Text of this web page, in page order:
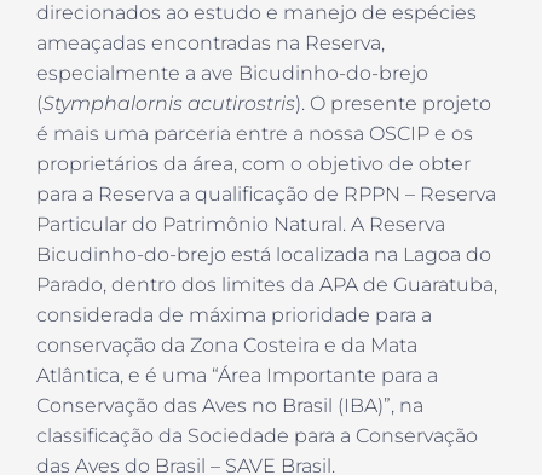
direcionados ao estudo e manejo de espécies
ameaçadas encontradas na Reserva,
especialmente a ave Bicudinho-do-brejo
(Stymphalornis acutirostris). O presente projeto
é mais uma parceria entre a nossa OSCIP e os
proprietários da área, com o objetivo de obter
para a Reserva a qualificação de RPPN – Reserva
Particular do Patrimônio Natural. A Reserva
Bicudinho-do-brejo está localizada na Lagoa do
Parado, dentro dos limites da APA de Guaratuba,
considerada de máxima prioridade para a
conservação da Zona Costeira e da Mata
Atlântica, e é uma “Área Importante para a
Conservação das Aves no Brasil (IBA)”, na
classificação da Sociedade para a Conservação
das Aves do Brasil – SAVE Brasil.